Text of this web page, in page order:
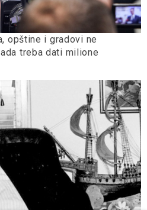
opštine i gradovi ne
treba dati milione